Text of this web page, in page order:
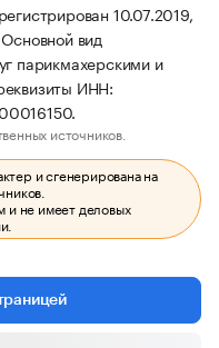
10.07.2019,
вид
парикмахерскими и
ИНН:
источников.
и сгенерирована на
и не имеет деловых